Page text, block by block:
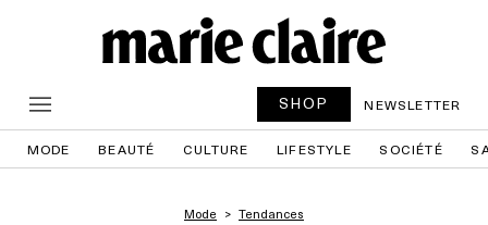
SHOP NEWSLETTER
MODE BEAUTÉ CULTURE LIFESTYLE SOCIÉTÉ
Mode Tendances